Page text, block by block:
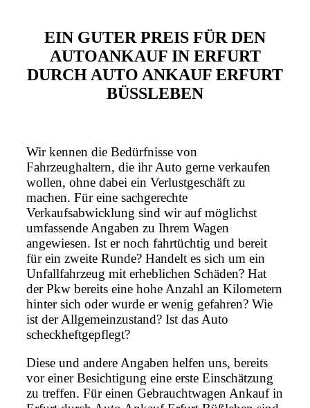
EIN GUTER PREIS FÜR DEN
AUTOANKAUF IN ERFURT
DURCH AUTO ANKAUF ERFURT
BÜSSLEBEN
Wir kennen die Bedürfnisse von
Fahrzeughaltern, die ihr Auto gerne verkaufen
wollen, ohne dabei ein Verlustgeschäft zu
machen. Für eine sachgerechte
Verkaufsabwicklung sind wir auf möglichst
umfassende Angaben zu Ihrem Wagen
angewiesen. Ist er noch fahrtüchtig und bereit
für ein zweite Runde? Handelt es sich um ein
Unfallfahrzeug mit erheblichen Schäden? Hat
der Pkw bereits eine hohe Anzahl an Kilometern
hinter sich oder wurde er wenig gefahren? Wie
ist der Allgemeinzustand? Ist das Auto
scheckheftgepflegt?
Diese und andere Angaben helfen uns, bereits
vor einer Besichtigung eine erste Einschätzung
zu treffen. Für einen Gebrauchtwagen Ankauf in